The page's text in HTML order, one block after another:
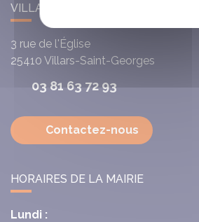
VILLARS-SAINT-GEORGES
3 rue de l'Église
25410 Villars-Saint-Georges
03 81 63 72 93
Contactez-nous
HORAIRES DE LA MAIRIE
Lundi :